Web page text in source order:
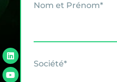
Nom et Prénom*
Société*